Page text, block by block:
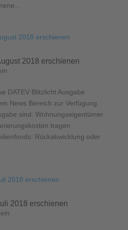
2018 erschienen
DATEV Blitzlicht Ausgabe
News Bereich zur Verfügung.
sind: Wohnungseigentümer
tragen
Rückabwicklung oder
2018 erschienen